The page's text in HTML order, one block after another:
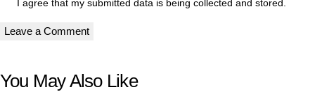
I agree that my submitted data is being collected and stored.
You May Also Like